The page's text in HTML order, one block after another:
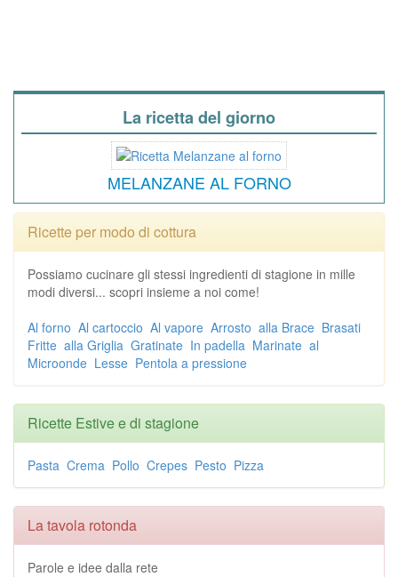
La ricetta del giorno
MELANZANE AL FORNO
Ricette per modo di cottura
Possiamo cucinare gli stessi ingredienti di stagione in mille
modi diversi... scopri insieme a noi come!
Al forno Al cartoccio Al vapore Arrosto alla Brace Brasati
Fritte alla Griglia Gratinate In padella Marinate al
Microonde Lesse Pentola a pressione
Ricette Estive e di stagione
Pasta Crema Pollo Crepes Pesto Pizza
La tavola rotonda
Parole e idee dalla rete